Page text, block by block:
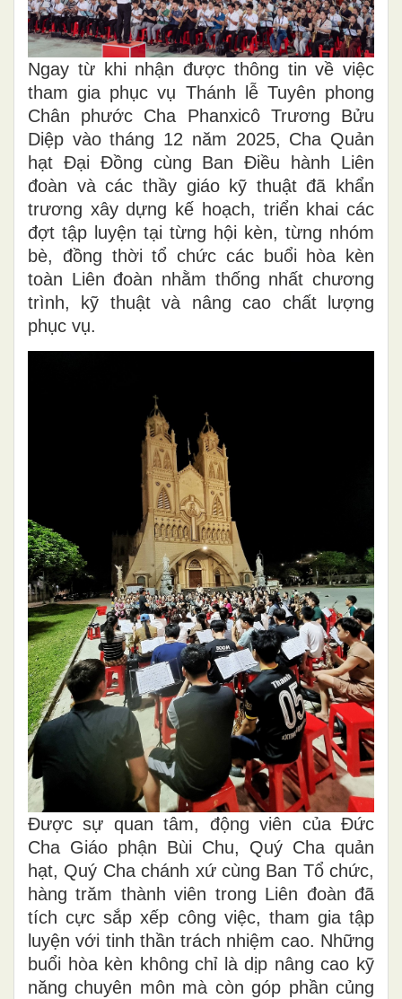
Ngay từ khi nhận được thông tin về việc
tham gia phục vụ Thánh lễ Tuyên phong
Chân phước Cha Phanxicô Trương Bửu
Diệp vào tháng 12 năm 2025, Cha Quản
hạt Đại Đồng cùng Ban Điều hành Liên
đoàn và các thầy giáo kỹ thuật đã khẩn
trương xây dựng kế hoạch, triển khai các
đợt tập luyện tại từng hội kèn, từng nhóm
bè, đồng thời tổ chức các buổi hòa kèn
toàn Liên đoàn nhằm thống nhất chương
trình, kỹ thuật và nâng cao chất lượng
phục vụ.
Được sự quan tâm, động viên của Đức
Cha Giáo phận Bùi Chu, Quý Cha quản
hạt, Quý Cha chánh xứ cùng Ban Tổ chức,
hàng trăm thành viên trong Liên đoàn đã
tích cực sắp xếp công việc, tham gia tập
luyện với tinh thần trách nhiệm cao. Những
buổi hòa kèn không chỉ là dịp nâng cao kỹ
năng chuyên môn mà còn góp phần củng